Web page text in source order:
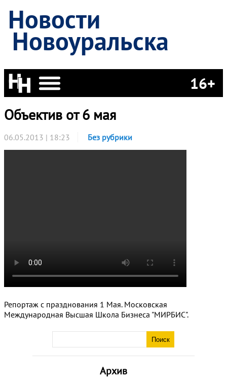
Новости
Новоуральска
16+
Архив
Объектив от 6 мая
06.05.2013 | 18:23 Без рубрики
Репортаж с празднования 1 Мая. Московская
Международная Высшая Школа Бизнеса "МИРБИС".